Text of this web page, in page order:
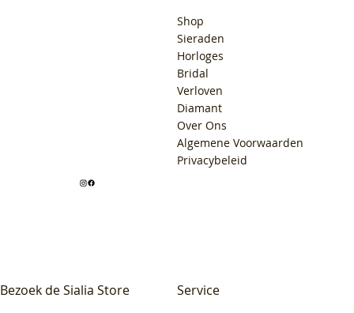
Bezoek de Sialia Store
Shop
Sieraden
Horloges
Bridal
Verloven
Diamant
Over Ons
Algemene Voorwaarden
Privacybeleid
Service